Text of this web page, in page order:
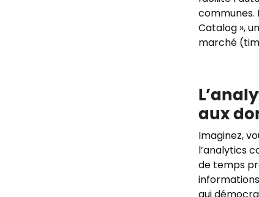
communes.
Catalog »,
marché
aux
Imaginez,
l’analytics
de temps
qui